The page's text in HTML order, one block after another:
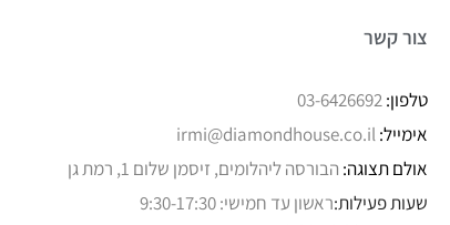
צור קשר
טלפון:03-6426692
אימייל:irmi@diamondhouse.co.il
אולם תצוגה: הבורסה ליהלומים, זיסמן שלום 1, רמת גן
שעות פעילות:ראשון עד חמישי: 9:30-17:30